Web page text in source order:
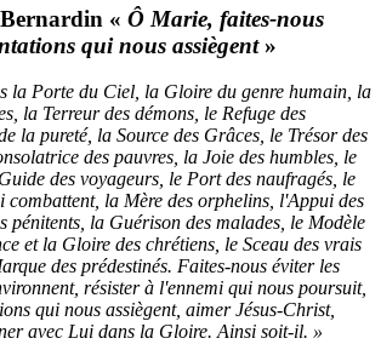
« Ô Marie, faites-nous
qui nous assiègent»
la Porte du Ciel, la Gloire du genre humain, la
la Terreur des démons, le Refuge des
la pureté, la Source des Grâces, le Trésor des
des pauvres, la Joie des humbles, le
des voyageurs, le Port des naufragés, le
combattent, la Mère des orphelins, l'Appui des
pénitents, la Guérison des malades, le Modèle
et la Gloire des chrétiens, le Sceau des vrais
des prédestinés. Faites-nous éviter les
résister à l'ennemi qui nous poursuit,
qui nous assiègent, aimer Jésus-Christ,
avec Lui dans la Gloire. Ainsi soit-il. »